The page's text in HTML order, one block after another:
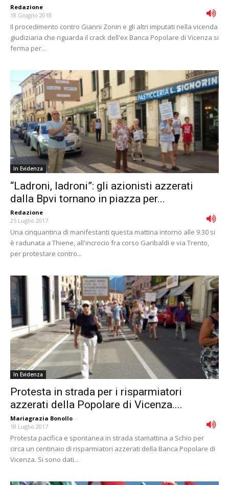
Redazione -
18 Giugno 2018
Il procedimento contro Gianni Zonin e gli altri imputati nella vicenda
giudiziaria che riguarda il crack dell'ex Banca Popolare di Vicenza si
ferma per...
In Evidenza
“Ladroni, ladroni”: gli azionisti azzerati
dalla Bpvi tornano in piazza per...
Redazione -
25 Luglio 2017
Una cinquantina di manifestanti questa mattina intorno alle 9.30 si
è radunata a Thiene, all'incrocio fra corso Garibaldi e via Trento,
per protestare contro...
In Evidenza
Protesta in strada per i risparmiatori
azzerati della Popolare di Vicenza....
Mariagrazia Bonollo -
18 Luglio 2017
Protesta pacifica e spontanea in strada stamattina a Schio per
circa un centinaio di risparmiatori azzerati della Banca Popolare di
Vicenza. Si sono dati...